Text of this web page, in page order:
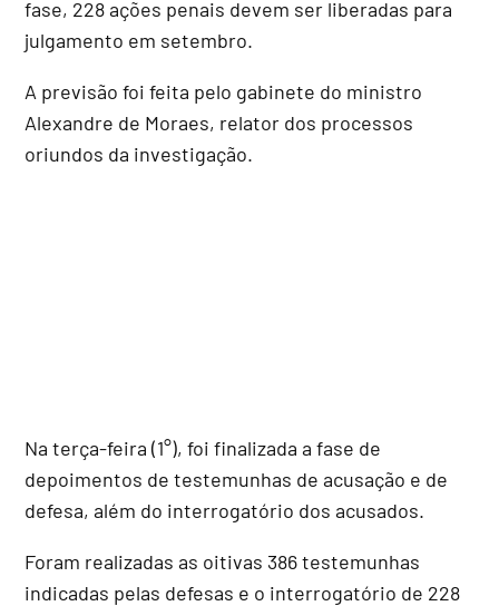
fase, 228 ações penais devem ser liberadas para
julgamento em setembro.
A previsão foi feita pelo gabinete do ministro
Alexandre de Moraes, relator dos processos
oriundos da investigação.
Na terça-feira (1°), foi finalizada a fase de
depoimentos de testemunhas de acusação e de
defesa, além do interrogatório dos acusados.
Foram realizadas as oitivas 386 testemunhas
indicadas pelas defesas e o interrogatório de 228